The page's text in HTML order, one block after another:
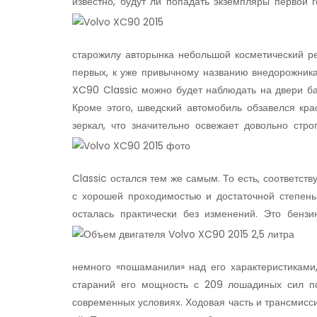
старожилу авторынка небольшой косметический
первых, к уже привычному названию
XC90 Classic можно будет наблюдать на двери
Кроме этого, шведский автомобиль обзавелся
зеркал, что значительно освежает довольно
Classic остался тем же самым. То есть,
с хорошей проходимостью и достаточной
осталась практически без изменений. Это
немного «пошаманили» над его характеристиками
стараний его мощность с 209 лошадиных сил
современных условиях. Ходовая часть и